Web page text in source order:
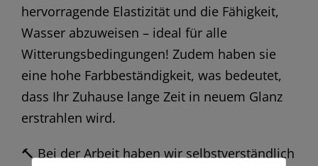
hervorragende Elastizität und die Fähigkeit,
Wasser abzuweisen – ideal für alle
Witterungsbedingungen! Zudem haben sie
eine hohe Farbbeständigkeit, was bedeutet,
dass Ihr Zuhause lange Zeit in neuem Glanz
erstrahlen wird.
🔨 Bei der Arbeit haben wir selbstverständlich